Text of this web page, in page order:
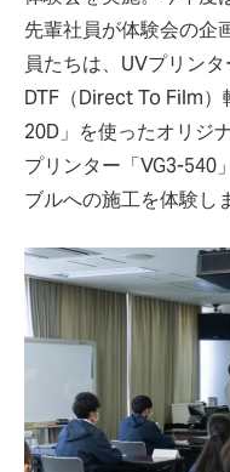
先輩社員が体験会の企
員たちは、UVプリン
DTF（Direct To Film
20D」を使ったオリジ
プリンター「VG3-540
ブルへの施工を体験し